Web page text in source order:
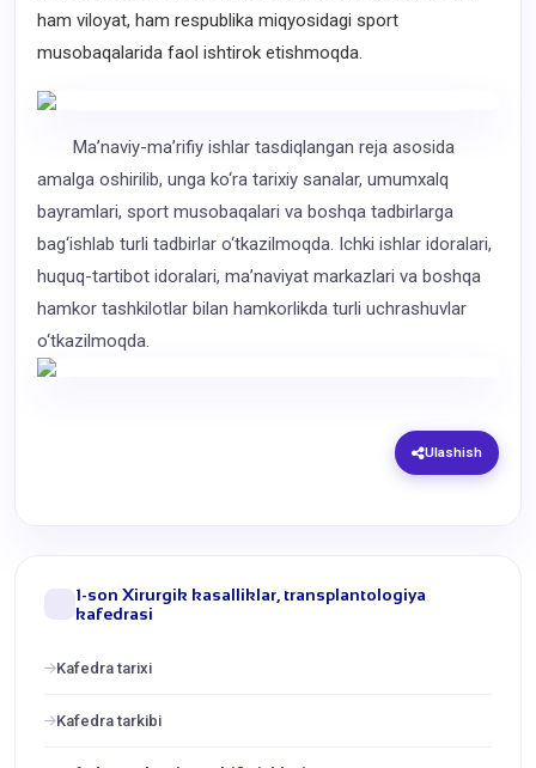
ham viloyat, ham respublika miqyosidagi sport
musobaqalarida faol ishtirok etishmoqda.
Ma’naviy-ma’rifiy ishlar tasdiqlangan reja asosida
amalga oshirilib, unga ko‘ra tarixiy sanalar, umumxalq
bayramlari, sport musobaqalari va boshqa tadbirlarga
bag‘ishlab turli tadbirlar o‘tkazilmoqda. Ichki ishlar idoralari,
huquq-tartibot idoralari, ma’naviyat markazlari va boshqa
hamkor tashkilotlar bilan hamkorlikda turli uchrashuvlar
o‘tkazilmoqda.
Ulashish
1-son Xirurgik kasalliklar, transplantologiya
kafedrasi
Kafedra tarixi
Kafedra tarkibi